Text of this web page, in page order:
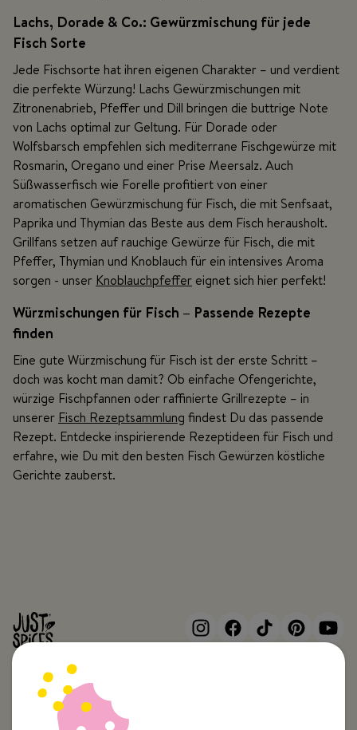
Lachs, Dorade & Co.: Gewürzmischung für jede
Fisch Sorte
Jede Fischsorte hat ihren eigenen Charakter – und verdient
die perfekte Würzung! Lachs Gewürzmischungen mit
Zitronenabrieb, Pfeffer und Dill bringen die buttrige Note
von Lachs optimal zur Geltung. Für Dorade oder
Wolfsbarsch empfehlen sich mediterrane Fischgewürze mit
Rosmarin, Oregano und einer Prise Meersalz. Auch
Süßwasserfisch wie Forelle profitiert von einer
aromatischen Gewürzmischung für Fisch, die mit Senfsaat,
Paprika und Thymian das Beste aus dem Fisch herausholt.
Grillfans setzen auf rauchige Gewürze für Fisch, die mit
Pfeffer, Thymian und Knoblauch für ein intensives Aroma
sorgen - unser Knoblauchpfeffer eignet sich hier perfekt!
Würzmischungen für Fisch – Passende Rezepte
finden
Eine gute Würzmischung für Fisch ist der erste Schritt –
doch was kocht man damit? Ob einfache Ofengerichte,
würzige Fischpfannen oder raffinierte Grillrezepte – in
unserer Fisch Rezeptsammlung findest Du das passende
Rezept. Entdecke inspirierende Rezeptideen für Fisch und
erfahre, wie Du mit den besten Fisch Gewürzen köstliche
Gerichte zauberst.
Top Kategorien